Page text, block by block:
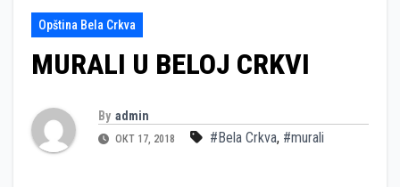
Opština Bela Crkva
MURALI U BELOJ CRKVI
By admin
ОКТ 17, 2018 #Bela Crkva, #murali